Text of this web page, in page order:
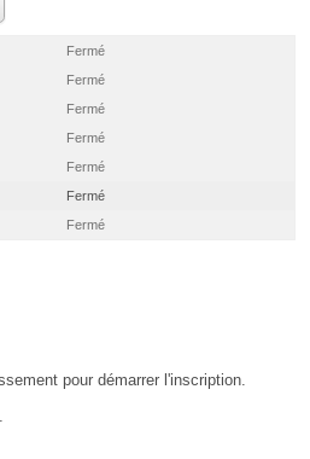
Fermé
Fermé
Fermé
Fermé
Fermé
Fermé
Fermé
pour démarrer l'inscription.
.